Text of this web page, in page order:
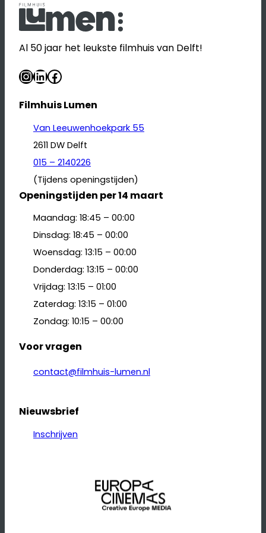
Al 50 jaar het leukste filmhuis van Delft!
InstagramLinkedIn Facebook
Filmhuis Lumen
Van Leeuwenhoekpark 55
2611 DW Delft
015 – 2140226
(Tijdens openingstijden)
Openingstijden per 14 maart
Maandag: 18:45 – 00:00
Dinsdag: 18:45 – 00:00
Woensdag: 13:15 – 00:00
Donderdag: 13:15 – 00:00
Vrijdag: 13:15 – 01:00
Zaterdag: 13:15 – 01:00
Zondag: 10:15 – 00:00
Voor vragen
contact@filmhuis-lumen.nl
Nieuwsbrief
Inschrijven